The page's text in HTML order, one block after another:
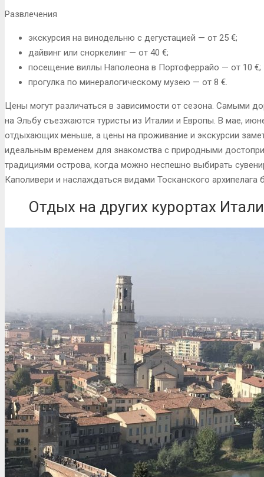
Развлечения
экскурсия на винодельню с дегустацией — от 25 €;
дайвинг или сноркелинг — от 40 €;
посещение виллы Наполеона в Портоферрайо — от 10 €;
прогулка по минералогическому музею — от 8 €.
Цены могут различаться в зависимости от сезона. Самыми
на Эльбу съезжаются туристы из Италии и Европы. В мае,
отдыхающих меньше, а цены на проживание и экскурсии
идеальным временем для знакомства с природными
традициями острова, когда можно неспешно выбирать
Каполивери и наслаждаться видами Тосканского архипелага
Отдых на других курортах